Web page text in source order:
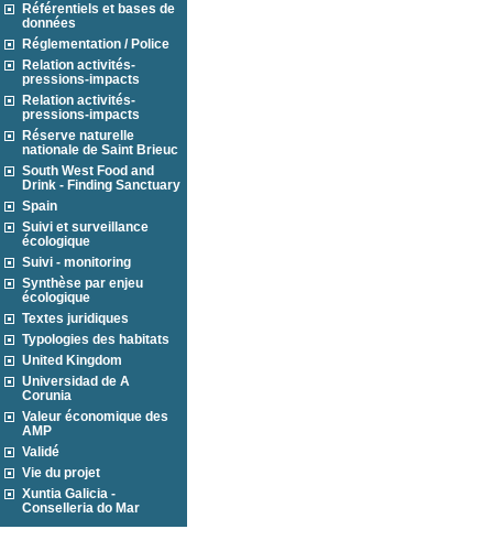
Référentiels et bases de
données
Réglementation / Police
Relation activités-
pressions-impacts
Relation activités-
pressions-impacts
Réserve naturelle
nationale de Saint Brieuc
South West Food and
Drink - Finding Sanctuary
Spain
Suivi et surveillance
écologique
Suivi - monitoring
Synthèse par enjeu
écologique
Textes juridiques
Typologies des habitats
United Kingdom
Universidad de A
Corunia
Valeur économique des
AMP
Validé
Vie du projet
Xuntia Galicia -
Conselleria do Mar